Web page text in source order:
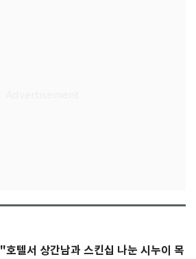
"호텔서 상간남과 스킨십 나눈 시누이 목